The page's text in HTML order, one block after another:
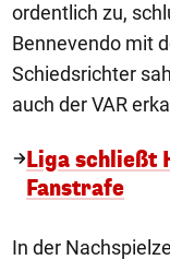
ordentlich zu,
Bennevendo mit
Schiedsrichter
auch der VAR
Liga schließt
Fanstrafe
In der